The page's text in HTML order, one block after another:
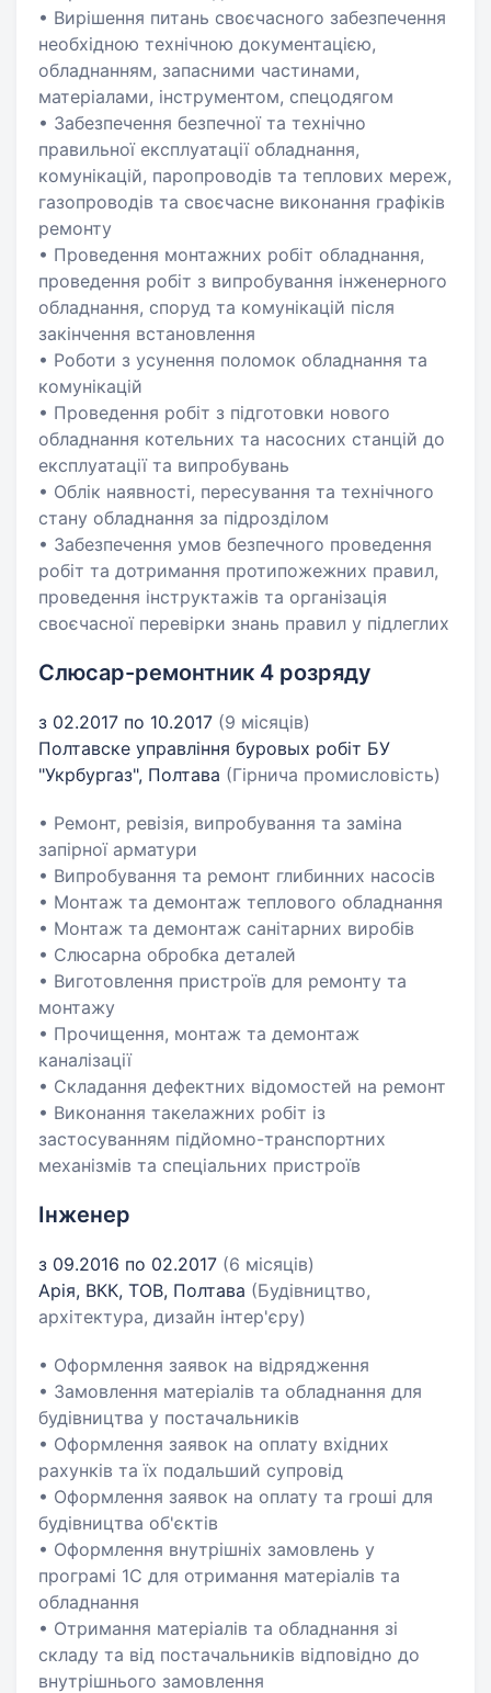
• Вирішення питань своєчасного забезпечення
необхідною технічною документацією,
обладнанням, запасними частинами,
матеріалами, інструментом, спецодягом
• Забезпечення безпечної та технічно
правильної експлуатації обладнання,
комунікацій, паропроводів та теплових мереж,
газопроводів та своєчасне виконання графіків
ремонту
• Проведення монтажних робіт обладнання,
проведення робіт з випробування інженерного
обладнання, споруд та комунікацій після
закінчення встановлення
• Роботи з усунення поломок обладнання та
комунікацій
• Проведення робіт з підготовки нового
обладнання котельних та насосних станцій до
експлуатації та випробувань
• Облік наявності, пересування та технічного
стану обладнання за підрозділом
• Забезпечення умов безпечного проведення
робіт та дотримання протипожежних правил,
проведення інструктажів та організація
своєчасної перевірки знань правил у підлеглих
Слюсар-ремонтник 4 розряду
з 02.2017 по 10.2017 (9 місяців)
Полтавске управління буровых робіт БУ
"Укрбургаз", Полтава (Гірнича промисловість)
• Ремонт, ревізія, випробування та заміна
запірної арматури
• Випробування та ремонт глибинних насосів
• Монтаж та демонтаж теплового обладнання
• Монтаж та демонтаж санітарних виробів
• Слюсарна обробка деталей
• Виготовлення пристроїв для ремонту та
монтажу
• Прочищення, монтаж та демонтаж
каналізації
• Складання дефектних відомостей на ремонт
• Виконання такелажних робіт із
застосуванням підйомно-транспортних
механізмів та спеціальних пристроїв
Інженер
з 09.2016 по 02.2017 (6 місяців)
Арія, ВКК, ТОВ, Полтава (Будівництво,
архітектура, дизайн інтер'єру)
• Оформлення заявок на відрядження
• Замовлення матеріалів та обладнання для
будівництва у постачальників
• Оформлення заявок на оплату вхідних
рахунків та їх подальший супровід
• Оформлення заявок на оплату та гроші для
будівництва об'єктів
• Оформлення внутрішніх замовлень у
програмі 1С для отримання матеріалів та
обладнання
• Отримання матеріалів та обладнання зі
складу та від постачальників відповідно до
внутрішнього замовлення